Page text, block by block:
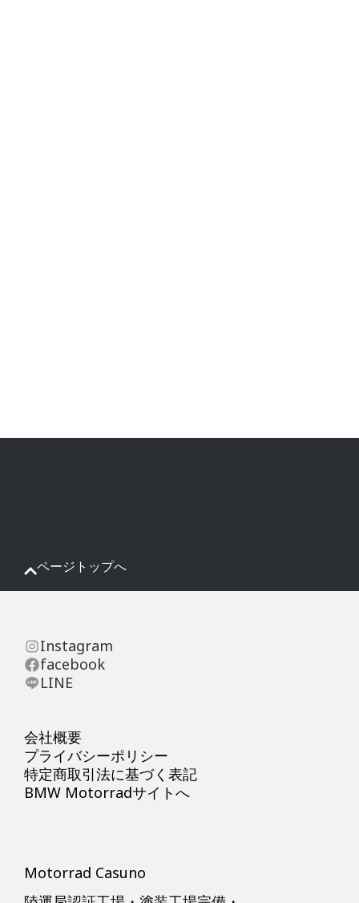
ページトップへ
会社概要
プライバシーポリシー
特定商取引法に基づく表記
BMW Motorradサイトへ
Motorrad Casuno
Instagram
facebook
LINE